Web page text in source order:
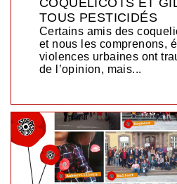
COQUELICOTS ET
TOUS PESTICIDÉS
Certains amis des
et nous les comprenons,
violences urbaines ont
de l’opinion, mais...